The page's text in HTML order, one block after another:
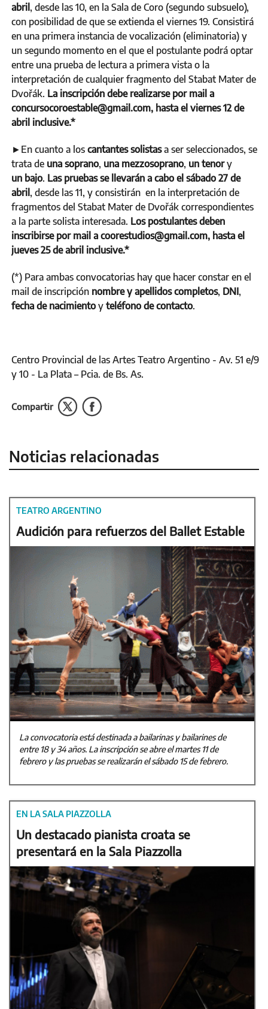
abril , desde las 10, en la Sala de Coro (segundo subsuelo),
con posibilidad de que se extienda el viernes 19. Consistirá
en una primera instancia de vocalización (eliminatoria) y
un segundo momento en el que el postulante podrá optar
entre una prueba de lectura a primera vista o la
interpretación de cualquier fragmento del Stabat Mater de
Dvořák. La inscripción debe realizarse por mail a
concursocoroestable@gmail.com, hasta el viernes 12 de
abril inclusive.*
►En cuanto a los cantantes solistasa ser seleccionados, se
trata de una soprano, una mezzosoprano, un tenory
un bajo. Las pruebas se llevarán a cabo el sábado 27 de
abril , desde las 11, y consistirán en la interpretación de
fragmentos del Stabat Mater de Dvořák correspondientes
a la parte solista interesada. Los postulantes deben
inscribirse por mail a coorestudios@gmail.com, hasta el
jueves 25 de abril inclusive.*
(*) Para ambas convocatorias hay que hacer constar en el
mail de inscripción nombre y apellidos completos, DNI,
fecha de nacimiento y teléfono de contacto.
Centro Provincial de las Artes Teatro Argentino - Av. 51 e/9
y 10 - La Plata – Pcia. de Bs. As.
Compartir
Noticias relacionadas
TEATRO ARGENTINO
Audición para refuerzos del Ballet Estable
La convocatoria está destinada a bailarinas y bailarines de
entre 18 y 34 años. La inscripción se abre el martes 11 de
febrero y las pruebas se realizarán el sábado 15 de febrero.
EN LA SALA PIAZZOLLA
Un destacado pianista croata se
presentará en la Sala Piazzolla